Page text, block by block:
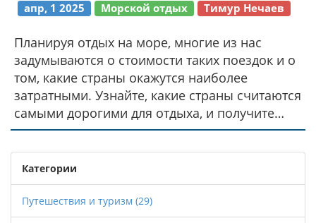
апр, 1 2025 Морской отдых Тимур Нечаев
Планируя отдых на море, многие из нас
задумываются о стоимости таких поездок и о
том, какие страны окажутся наиболее
затратными. Узнайте, какие страны считаются
самыми дорогими для отдыха, и получите
полезные советы, как сэкономить даже в
роскошных местах. Мы также рассмотрим
несколько интересных фактов и предоставим
советы, чтобы ваш следующий отпуск не
разорил ваш бюджет.
Категории
Путешествия и туризм (29)